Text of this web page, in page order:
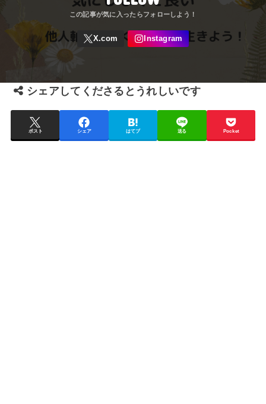
シェアしてくださるとうれしいです
ポスト シェア はてブ 送る Pocket